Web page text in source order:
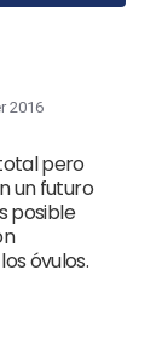
2016
pero
un futuro
posible
óvulos.